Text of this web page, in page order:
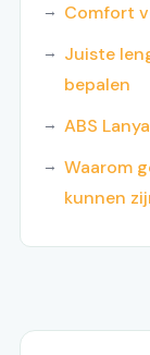
Comfort
Juiste
bepalen
ABS
Waarom
kunnen